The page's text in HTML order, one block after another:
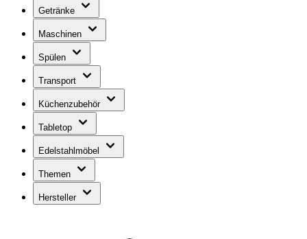
Getränke
Maschinen
Spülen
Transport
Küchenzubehör
Tabletop
Edelstahlmöbel
Themen
Hersteller